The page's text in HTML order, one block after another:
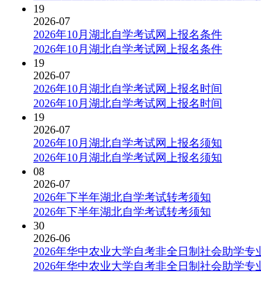
19
2026-07
2026年10月湖北自学考试网上报名条件
2026年10月湖北自学考试网上报名条件
19
2026-07
2026年10月湖北自学考试网上报名时间
2026年10月湖北自学考试网上报名时间
19
2026-07
2026年10月湖北自学考试网上报名须知
2026年10月湖北自学考试网上报名须知
08
2026-07
2026年下半年湖北自学考试转考须知
2026年下半年湖北自学考试转考须知
30
2026-06
2026年华中农业大学自考非全日制社会助学专
2026年华中农业大学自考非全日制社会助学专